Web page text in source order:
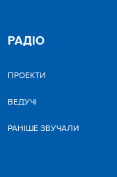
РАДІО
ПРОЕКТИ
ВЕДУЧІ
РАНІШЕ ЗВУЧАЛИ